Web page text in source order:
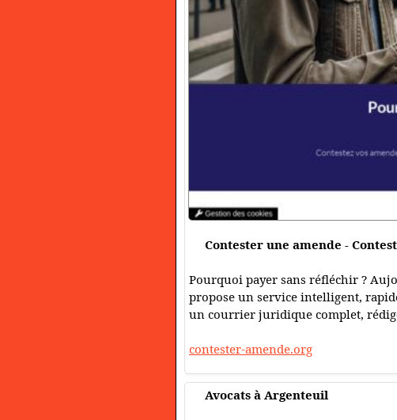
Contester une amende -
Pourquoi payer sans réfléchir ?
propose un service intelligent,
un courrier juridique complet,
contester-amende.org
Avocats à Argenteuil